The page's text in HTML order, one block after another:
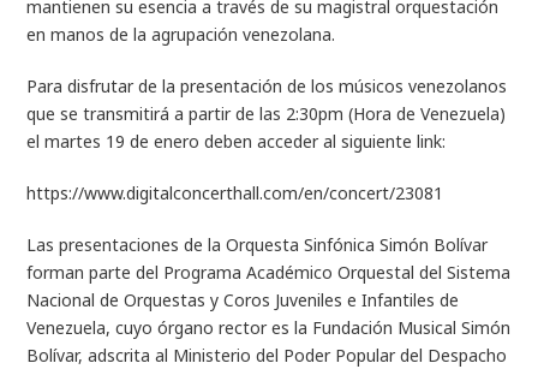
mantienen su esencia a través de su magistral orquestación
en manos de la agrupación venezolana.
Para disfrutar de la presentación de los músicos venezolanos
que se transmitirá a partir de las 2:30pm (Hora de Venezuela)
el martes 19 de enero deben acceder al siguiente link:
https://www.digitalconcerthall.com/en/concert/23081
Las presentaciones de la Orquesta Sinfónica Simón Bolívar
forman parte del Programa Académico Orquestal del Sistema
Nacional de Orquestas y Coros Juveniles e Infantiles de
Venezuela, cuyo órgano rector es la Fundación Musical Simón
Bolívar, adscrita al Ministerio del Poder Popular del Despacho